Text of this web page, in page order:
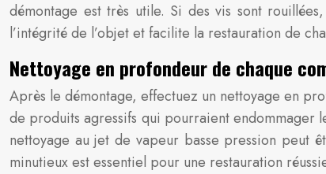
démontage est très utile. Si des vis sont
l’intégrité de l’objet et facilite la restauration de
Nettoyage en profondeur de chaque
Après le démontage, effectuez un nettoyage en
de produits agressifs qui pourraient endommager
nettoyage au jet de vapeur basse pression peut
minutieux est essentiel pour une restauration